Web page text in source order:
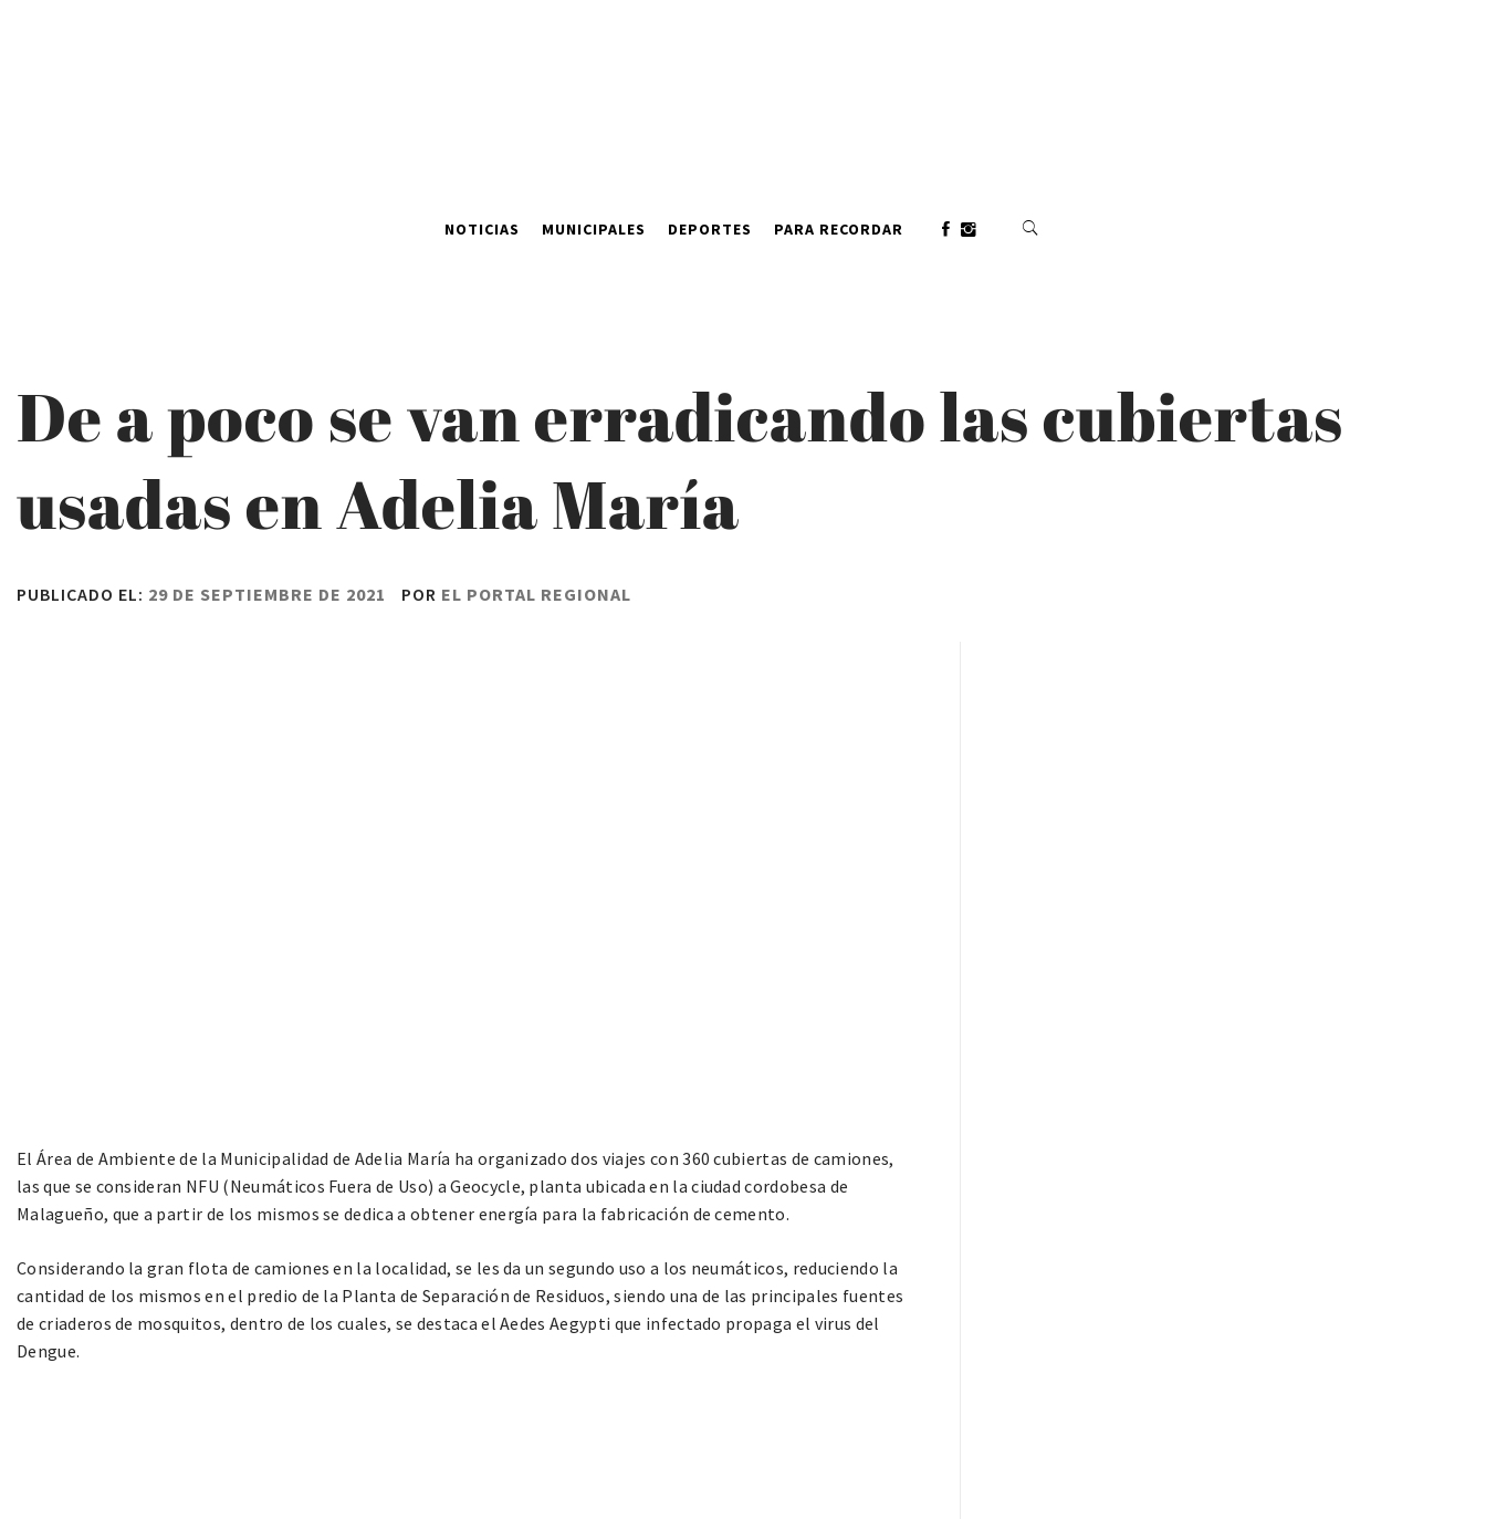
NOTICIAS MUNICIPALES DEPORTES PARA RECORDAR
De a poco se van erradicando las cubiertas
usadas en Adelia María
PUBLICADO EL: 29 DE SEPTIEMBRE DE 2021 POR EL PORTAL REGIONAL
El Área de Ambiente de la Municipalidad de Adelia María ha organizado dos viajes con 360 cubiertas de camiones,
las que se consideran NFU (Neumáticos Fuera de Uso) a Geocycle, planta ubicada en la ciudad cordobesa de
Malagueño, que a partir de los mismos se dedica a obtener energía para la fabricación de cemento.
Considerando la gran flota de camiones en la localidad, se les da un segundo uso a los neumáticos, reduciendo la
cantidad de los mismos en el predio de la Planta de Separación de Residuos, siendo una de las principales fuentes
de criaderos de mosquitos, dentro de los cuales, se destaca el Aedes Aegypti que infectado propaga el virus del
Dengue.